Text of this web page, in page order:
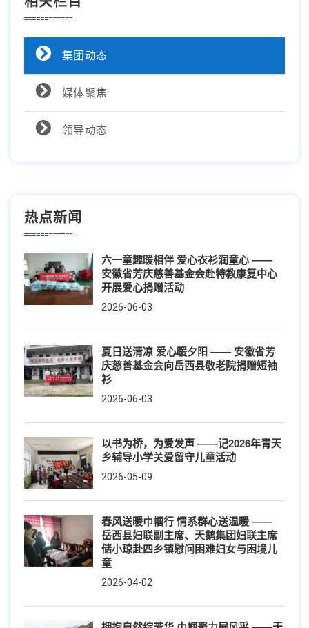
集团动态
媒体聚焦
领导动态
热点新闻
六一童趣暖相伴 爱心衣衫润童心 ——
安徽省芳庆慈善基金会赴特教康复中心
开展爱心捐赠活动
2026-06-03
夏日送清凉 爱心暖夕阳 —— 安徽省芳
庆慈善基金会向岳西县敬老院捐赠短袖
衫
2026-06-03
以书为桥，为爱发声 ——记2026年青天
乡辅导小学关爱留守儿童活动
2026-05-09
春风送暖巾帼行 情系群心送温暖 ——
岳西县妇联副主席、天鹅集团妇联主席
储小琼赴四乡镇慰问困难妇女与困境儿
童
2026-04-02